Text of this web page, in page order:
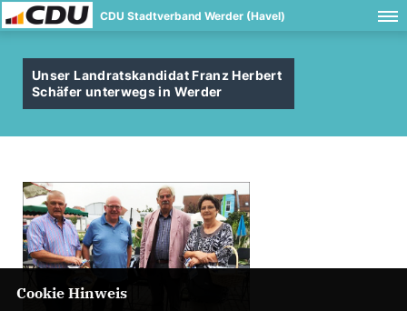
CDU Stadtverband Werder (Havel)
Unser Landratskandidat Franz Herbert
Schäfer unterwegs in Werder
Cookie Hinweis